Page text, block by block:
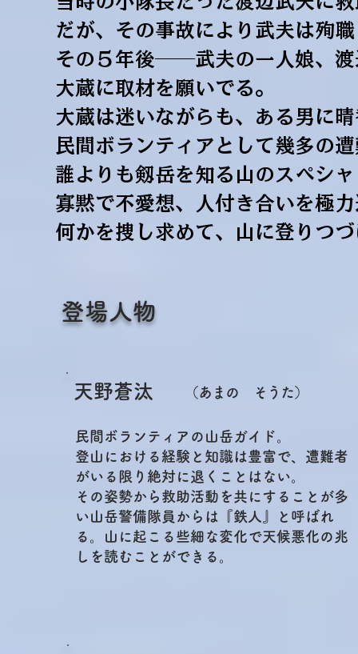
だが、その事故により武夫は殉
その５年後──武夫の一人娘、渡
大蔵に取材を願いでる。
大蔵は迷いながらも、 ある男に
民間ボランティアとして幾多の
誰よりも剱岳を知る山のスペシ
寡黙で不愛想、人付き合いを極
何かを捜し求めて、山に登りつ
登場人物
天野蒼汰 （あまの そうた）
民間ボランティアの山岳ガイド。
登山における経験と知識は豊富で、遭難者
がいる限り絶対に退くことはない。
その姿勢から救助活動を共にすることが多
い山岳警備隊員からは『鉄人』と呼ばれ
る。山に起こる些細な変化で天候悪化の兆
しを読むことができる。